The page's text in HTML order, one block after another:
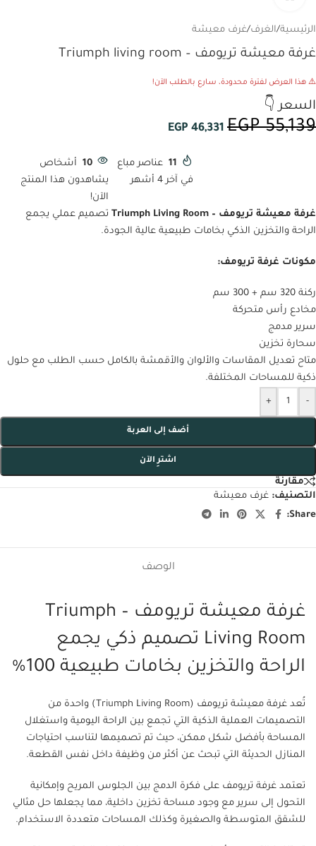
الرئيسية/الغرف/غرف معيشة
غرفة معيشة تريومف – Triumph living room
⚠️ هذا العرض لفترة محدودة، سارع بالطلب الآن!
السعر 👇
EGP55,139
EGP 46,331
11 عناصر مباع
في آخر 4 أشهر
10 أشخاص
يشاهدون هذا المنتج
الآن!
غرفة معيشة تريومف – Triumph Living Room
تصميم عملي يجمع
الراحة والتخزين الذكي بخامات طبيعية عالية الجودة.
مكونات غرفة تريومف:
ركنة 320 سم + 300 سم
مخادع رأس متحركة
سرير مدمج
سحارة تخزين
متاح تعديل المقاسات والألوان والأقمشة بالكامل حسب الطلب مع حلول
ذكية للمساحات المختلفة.
-
+
أضف إلى العربة
اشترِ الآن
مقارنة
التصنيف: غرف معيشة
Share:
الوصف
غرفة معيشة تريومف – Triumph
Living Room تصميم ذكي يجمع
الراحة والتخزين بخامات طبيعية 100%
تُعد غرفة معيشة تريومف (Triumph Living Room) واحدة من
التصميمات العملية الذكية التي تجمع بين الراحة اليومية واستغلال
المساحة بأفضل شكل ممكن، حيث تم تصميمها لتناسب احتياجات
المنازل الحديثة التي تبحث عن أكثر من وظيفة داخل نفس القطعة.
تعتمد غرفة تريومف على فكرة الدمج بين الجلوس المريح وإمكانية
التحول إلى سرير مع وجود مساحة تخزين داخلية، مما يجعلها حل مثالي
للشقق المتوسطة والصغيرة وكذلك المساحات متعددة الاستخدام.